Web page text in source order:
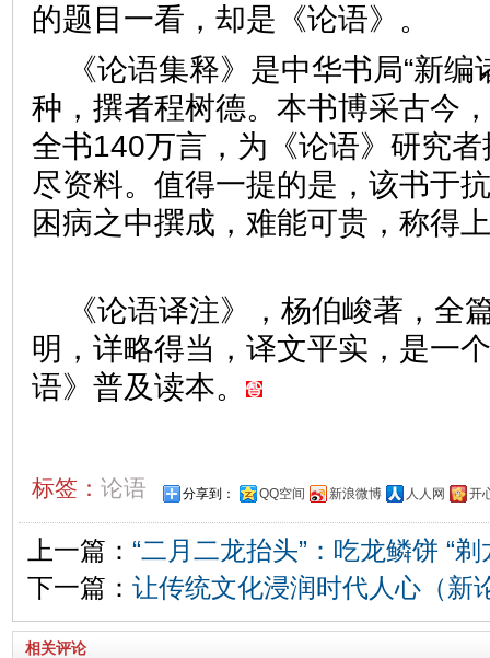
的题目一看，却是《论语》
《论语集释》是中华书局“新编
种，撰者程树德。本书博采古今
全书140万言，为《论语》研究
尽资料。值得一提的是，该书于
困病之中撰成，难能可贵，称得
《论语译注》，杨伯峻著，全
明，详略得当，译文平实，是一
语》普及读本。
标签： 论语 分享到： QQ空间 新浪微博 人人网 开
上一篇： “二月二龙抬头”：吃龙鳞饼 “剃
下一篇： 让传统文化浸润时代人心（新
相关评论